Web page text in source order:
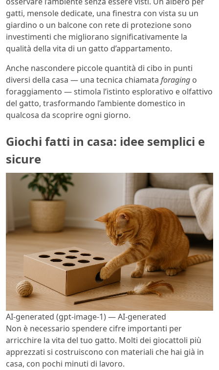
gatti, mensole dedicate, una finestra con vista su un
giardino o un balcone con rete di protezione sono
investimenti che migliorano significativamente la
qualità della vita di un gatto d’appartamento.
Anche nascondere piccole quantità di cibo in punti
diversi della casa — una tecnica chiamata foraging o
foraggiamento — stimola l’istinto esplorativo e olfattivo
del gatto, trasformando l’ambiente domestico in
qualcosa da scoprire ogni giorno.
Giochi fatti in casa: idee semplici e
sicure
AI-generated (gpt-image-1) — AI-generated
Non è necessario spendere cifre importanti per
arricchire la vita del tuo gatto. Molti dei giocattoli più
apprezzati si costruiscono con materiali che hai già in
casa, con pochi minuti di lavoro.